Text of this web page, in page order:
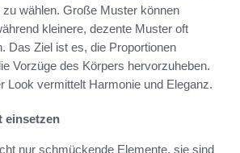
wählen. Große Muster können
kleinere, dezente Muster oft
Das Ziel ist es, die Proportionen
Vorzüge des Körpers hervorzuheben.
Look vermittelt Harmonie und Eleganz.
einsetzen
nur schmückende Elemente, sie sind